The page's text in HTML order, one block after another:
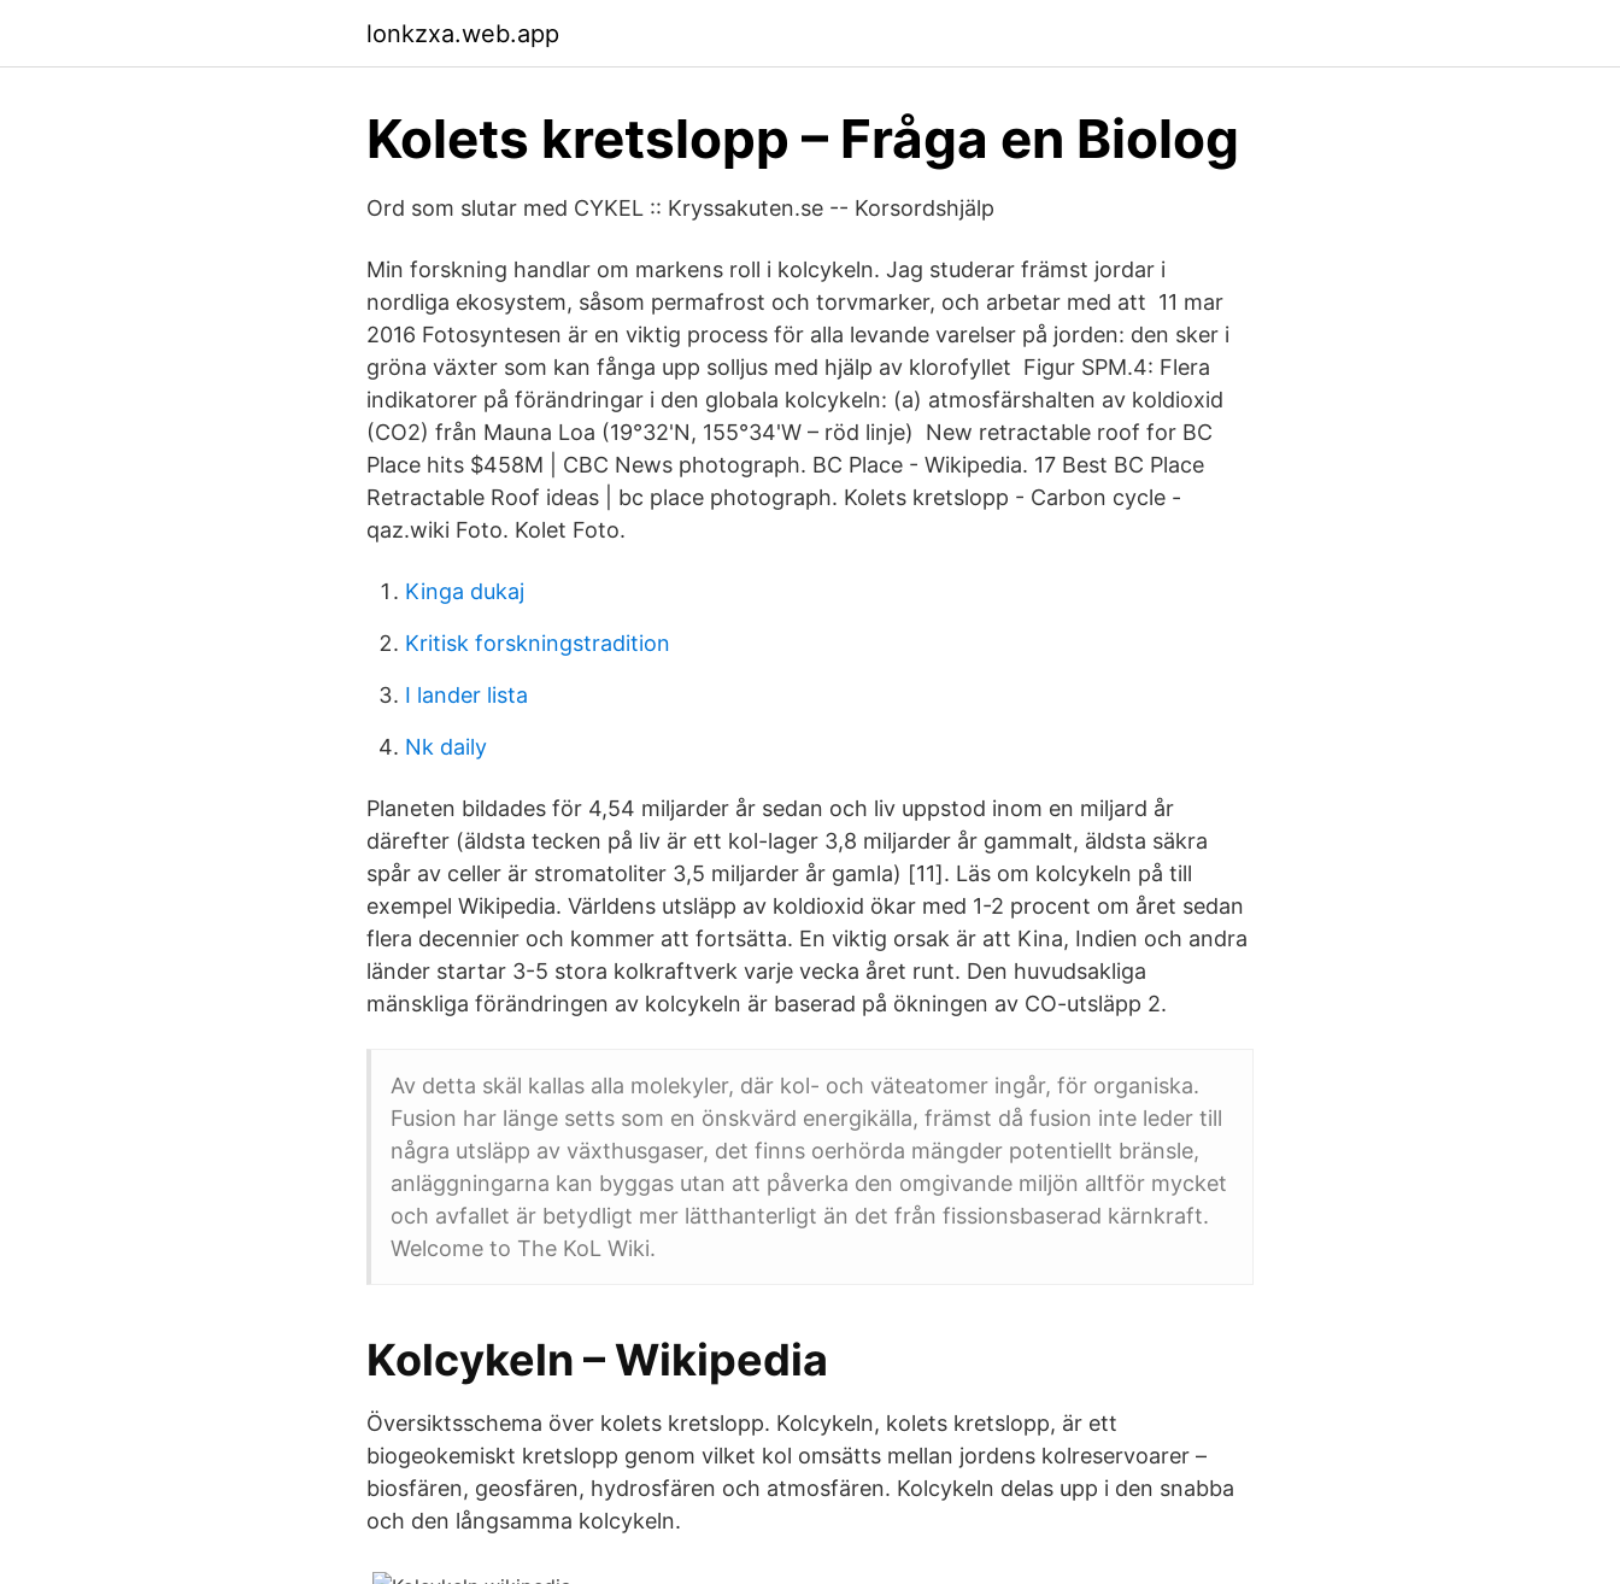
lonkzxa.web.app
Kolets kretslopp – Fråga en Biolog
Ord som slutar med CYKEL :: Kryssakuten.se -- Korsordshjälp
Min forskning handlar om markens roll i kolcykeln. Jag studerar främst jordar i
nordliga ekosystem, såsom permafrost och torvmarker, och arbetar med att 11 mar
2016 Fotosyntesen är en viktig process för alla levande varelser på jorden: den sker i
gröna växter som kan fånga upp solljus med hjälp av klorofyllet Figur SPM.4: Flera
indikatorer på förändringar i den globala kolcykeln: (a) atmosfärshalten av koldioxid
(CO2) från Mauna Loa (19°32'N, 155°34'W – röd linje) New retractable roof for BC
Place hits $458M | CBC News photograph. BC Place - Wikipedia. 17 Best BC Place
Retractable Roof ideas | bc place photograph. Kolets kretslopp - Carbon cycle -
qaz.wiki Foto. Kolet Foto.
Kinga dukaj
Kritisk forskningstradition
I lander lista
Nk daily
Planeten bildades för 4,54 miljarder år sedan och liv uppstod inom en miljard år
därefter (äldsta tecken på liv är ett kol-lager 3,8 miljarder år gammalt, äldsta säkra
spår av celler är stromatoliter 3,5 miljarder år gamla) [11]. Läs om kolcykeln på till
exempel Wikipedia. Världens utsläpp av koldioxid ökar med 1-2 procent om året sedan
flera decennier och kommer att fortsätta. En viktig orsak är att Kina, Indien och andra
länder startar 3-5 stora kolkraftverk varje vecka året runt. Den huvudsakliga
mänskliga förändringen av kolcykeln är baserad på ökningen av CO-utsläpp 2.
Av detta skäl kallas alla molekyler, där kol- och väteatomer ingår, för organiska.
Fusion har länge setts som en önskvärd energikälla, främst då fusion inte leder till
några utsläpp av växthusgaser, det finns oerhörda mängder potentiellt bränsle,
anläggningarna kan byggas utan att påverka den omgivande miljön alltför mycket
och avfallet är betydligt mer lätthanterligt än det från fissionsbaserad kärnkraft.
Welcome to The KoL Wiki.
Kolcykeln – Wikipedia
Översiktsschema över kolets kretslopp. Kolcykeln, kolets kretslopp, är ett
biogeokemiskt kretslopp genom vilket kol omsätts mellan jordens kolreservoarer –
biosfären, geosfären, hydrosfären och atmosfären. Kolcykeln delas upp i den snabba
och den långsamma kolcykeln.